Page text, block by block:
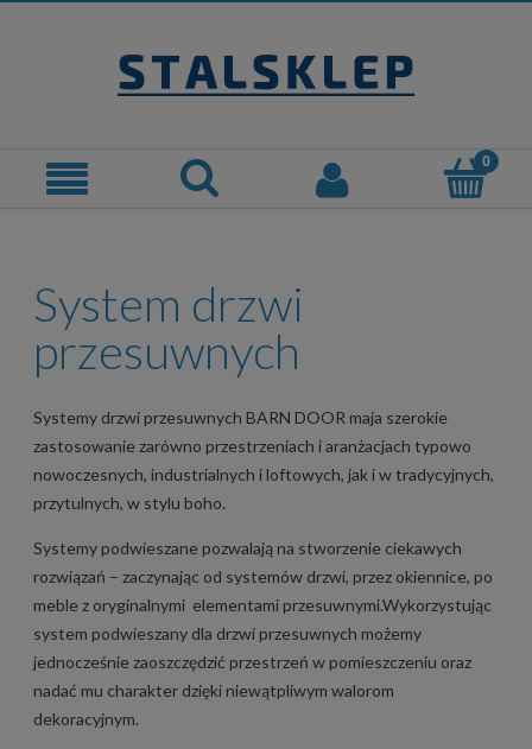
System drzwi
przesuwnych
Systemy drzwi przesuwnych BARN DOOR maja szerokie
zastosowanie zarówno przestrzeniach i aranżacjach typowo
nowoczesnych, industrialnych i loftowych, jak i w tradycyjnych,
przytulnych, w stylu boho.
Systemy podwieszane pozwalają na stworzenie ciekawych
rozwiązań – zaczynając od systemów drzwi, przez okiennice, po
meble z oryginalnymi elementami przesuwnymi.Wykorzystując
system podwieszany dla drzwi przesuwnych możemy
jednocześnie zaoszczędzić przestrzeń w pomieszczeniu oraz
nadać mu charakter dzięki niewątpliwym walorom
dekoracyjnym.